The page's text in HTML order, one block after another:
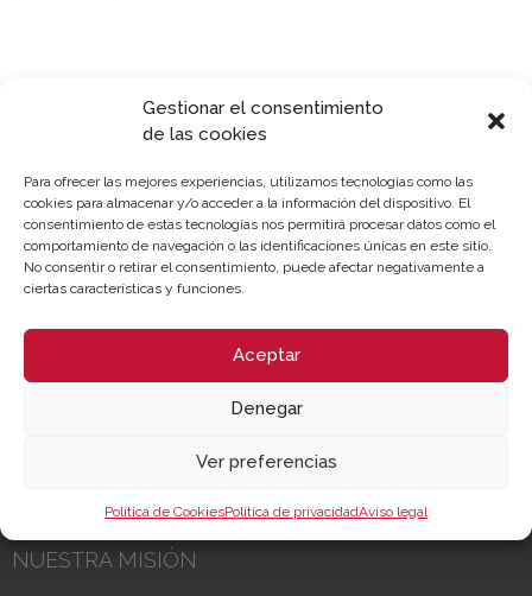
Gestionar el consentimiento
de las cookies
Para ofrecer las mejores experiencias, utilizamos tecnologías como las
cookies para almacenar y/o acceder a la información del dispositivo. El
consentimiento de estas tecnologías nos permitirá procesar datos como el
comportamiento de navegación o las identificaciones únicas en este sitio.
No consentir o retirar el consentimiento, puede afectar negativamente a
ciertas características y funciones.
Aceptar
Denegar
Ver preferencias
Política de CookiesPolítica de privacidadAviso legal
Sobre la Cámara
Perfil del contratante
Precio mesa citricos
Fondos Estructurales
NUESTRA MISIÓN